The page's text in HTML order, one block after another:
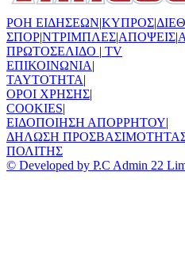
ΡΟΗ ΕΙΔΗΣΕΩΝ|ΚΥΠΡΟΣ|
ΣΠΟΡ|ΝΤΡΙΜΠΛΕΣ|ΑΠΟΨΕΙΣ|
ΠΡΩΤΟΣΕΛΙΔΟ | TV
ΕΠΙΚΟΙΝΩΝΙΑ|
TAYTOTHTA|
ΟΡΟΙ ΧΡΗΣΗΣ|
COOKIES|
ΕΙΔΟΠΟΙΗΣΗ ΑΠΟΡΡΗΤΟΥ|
ΔΗΛΩΣΗ
ΠΟΛΙΤΗΣ
© Developed by P.C Admin 22